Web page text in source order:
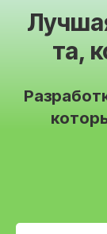
та,